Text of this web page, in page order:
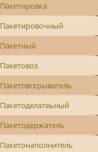
Пакетировка
Пакетировочный
Пакетный
Пакетовоз
Пакетовскрыватель
Пакетоделатеьный
Пакетодержатель
Пакетонаполнитель